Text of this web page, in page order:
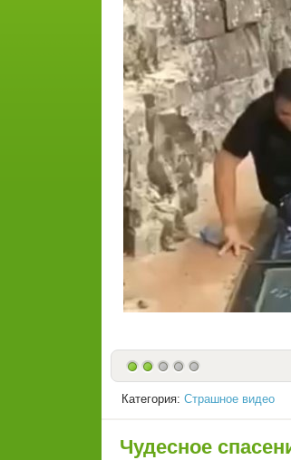
Категория: Страшное видео
Чудесное